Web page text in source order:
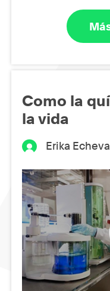
Como la
la vida
Erika